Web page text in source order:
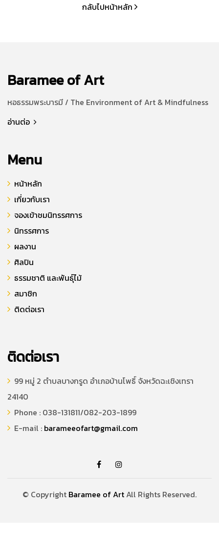
กลับไปหน้าหลัก
Baramee of Art
หอธรรมพระบารมี / The Environment of Art & Mindfulness
อ่านต่อ
Menu
หน้าหลัก
เกี่ยวกับเรา
จองเข้าชมนิทรรศการ
นิทรรศการ
ผลงาน
ศิลปิน
ธรรมชาติ และพันธุ์ไม้
สมาชิก
ติดต่อเรา
ติดต่อเรา
99 หมู่ 2 ตำบลบางกรูด อำเภอบ้านโพธิ์ จังหวัดฉะเชิงเทรา
24140
Phone : 038-131811/082-203-1899
E-mail : barameeofart@gmail.com
© Copyright Baramee of Art All Rights Reserved.